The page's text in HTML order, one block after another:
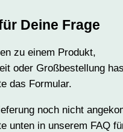
Deine Frage
zu einem Produkt,
oder Großbestellung
das Formular.
noch nicht
unten in unserem FAQ